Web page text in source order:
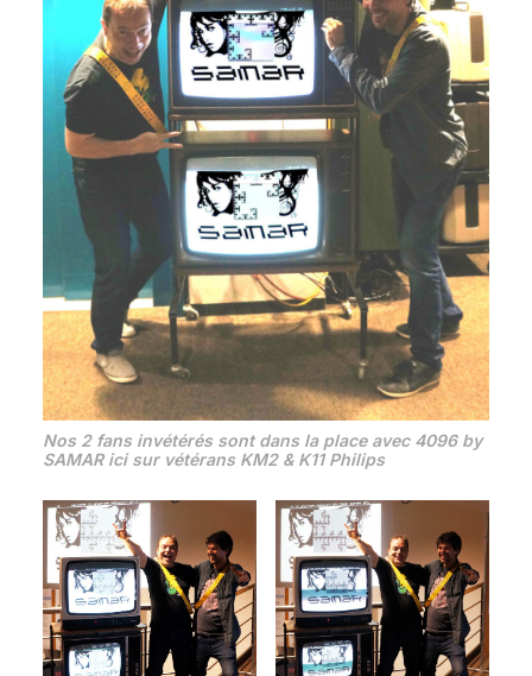
Nos 2 fans invétérés sont dans la place avec 4096 by
SAMAR ici sur vétérans KM2 & K11 Philips